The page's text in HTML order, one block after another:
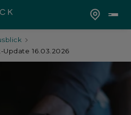
16.03.2026